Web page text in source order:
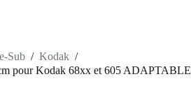
Sub / Kodak /
pour Kodak 68xx et 605 ADAPTABLE